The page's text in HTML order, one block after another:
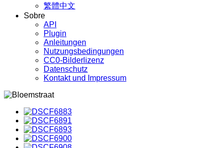
繁體中文
Sobre
API
Plugin
Anleitungen
Nutzungsbedingungen
CC0-Bilderlizenz
Datenschutz
Kontakt und Impressum